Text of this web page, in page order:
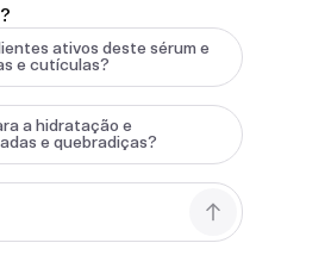
ativos deste sérum e
e cutículas?
a hidratação e
e quebradiças?